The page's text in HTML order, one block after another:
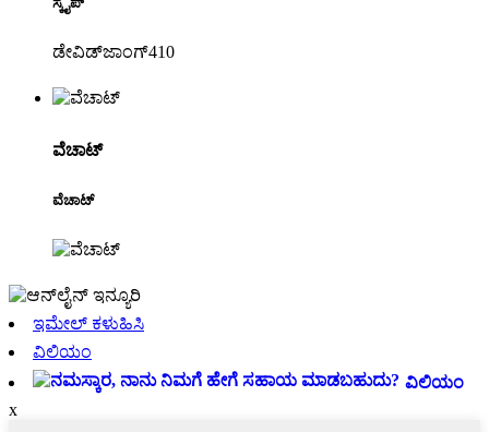
ಡೇವಿಡ್‌ಜಾಂಗ್410
ವೆಚಾಟ್
ವೆಚಾಟ್
ಇಮೇಲ್ ಕಳುಹಿಸಿ
ವಿಲಿಯಂ
ವಿಲಿಯಂ
x